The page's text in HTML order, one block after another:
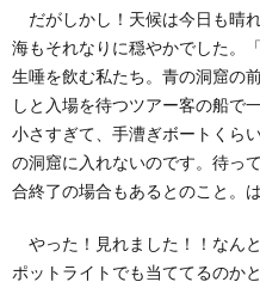
だがしかし！天候は今日も晴
海もそれなりに穏やかでした。
生唾を飲む私たち。青の洞窟の
しと入場を待つツアー客の船で
小さすぎて、手漕ぎボートくら
の洞窟に入れないのです。待っ
合終了の場合もあるとのこと。
やった！見れました！！なん
ポットライトでも当ててるのか